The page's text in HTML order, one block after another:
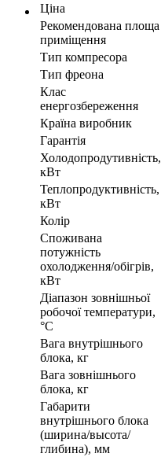
Ціна
Рекомендована площа
приміщення
Тип компресора
Тип фреона
Клас
енергозбереження
Країна виробник
Гарантія
Холодопродутивність,
кВт
Теплопродуктивність,
кВт
Колір
Споживана
потужність
охолодження/обігрів,
кВт
Діапазон зовнішньої
робочої температури,
°С
Вага внутрішнього
блока, кг
Вага зовнішнього
блока, кг
Габарити
внутрішнього блока
(ширина/высота/
глибина), мм